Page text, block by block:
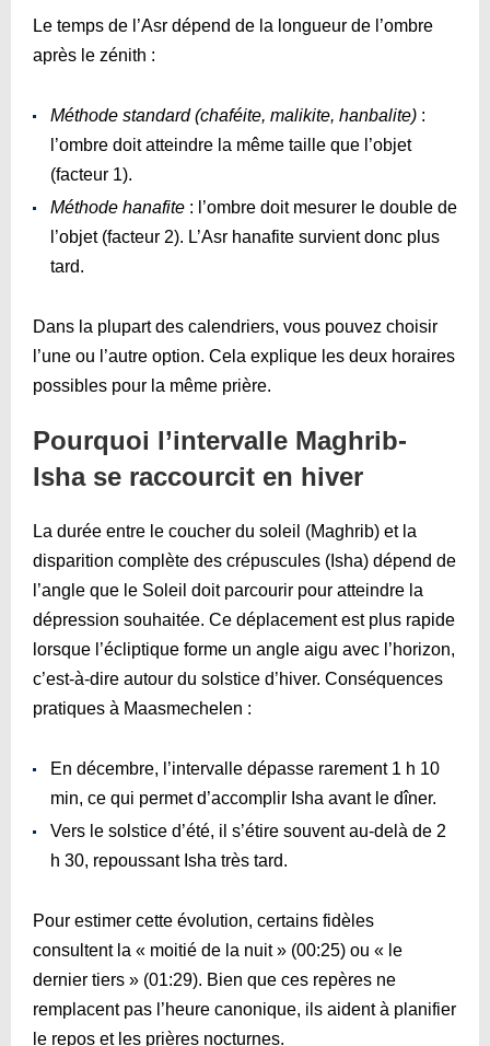
Le temps de l’Asr dépend de la longueur de l’ombre
après le zénith :
Méthode standard (chaféite, malikite, hanbalite) :
l’ombre doit atteindre la même taille que l’objet
(facteur 1).
Méthode hanafite : l’ombre doit mesurer le double de
l’objet (facteur 2). L’Asr hanafite survient donc plus
tard.
Dans la plupart des calendriers, vous pouvez choisir
l’une ou l’autre option. Cela explique les deux horaires
possibles pour la même prière.
Pourquoi l’intervalle Maghrib-
Isha se raccourcit en hiver
La durée entre le coucher du soleil (Maghrib) et la
disparition complète des crépuscules (Isha) dépend de
l’angle que le Soleil doit parcourir pour atteindre la
dépression souhaitée. Ce déplacement est plus rapide
lorsque l’écliptique forme un angle aigu avec l’horizon,
c’est-à-dire autour du solstice d’hiver. Conséquences
pratiques à Maasmechelen :
En décembre, l’intervalle dépasse rarement 1 h 10
min, ce qui permet d’accomplir Isha avant le dîner.
Vers le solstice d’été, il s’étire souvent au-delà de 2
h 30, repoussant Isha très tard.
Pour estimer cette évolution, certains fidèles
consultent la « moitié de la nuit » (00:25) ou « le
dernier tiers » (01:29). Bien que ces repères ne
remplacent pas l’heure canonique, ils aident à planifier
le repos et les prières nocturnes.